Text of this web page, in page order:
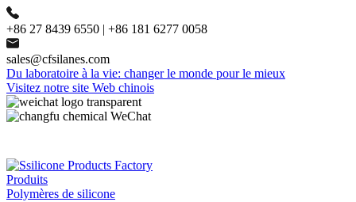
+86 27 8439 6550 | +86 181 6277 0058
sales@cfsilanes.com
Du laboratoire à la vie: changer le monde pour le mieux
Visitez notre site Web chinois
Produits
Polymères de silicone